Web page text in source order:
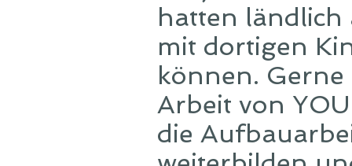
hatten ländlich
mit dortigen
können.
Arbeit von
die